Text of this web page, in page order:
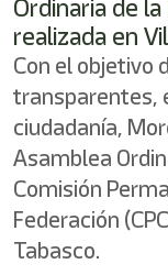
Ordinaria de
realizada en
Con el objetivo
transparentes,
ciudadanía,
Asamblea
Comisión
Federación
Tabasco.